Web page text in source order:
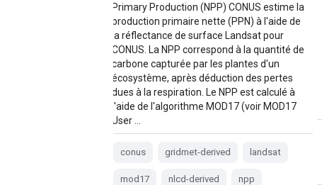
Primary Production (NPP) CONUS estime la
production primaire nette (PPN) à l'aide de
la réflectance de surface Landsat pour
CONUS. La NPP correspond à la quantité de
carbone capturée par les plantes d'un
écosystème, après déduction des pertes
dues à la respiration. Le NPP est calculé à
l'aide de l'algorithme MOD17 (voir MOD17
User …
conus gridmet-derived landsat
mod17 nlcd-derived npp